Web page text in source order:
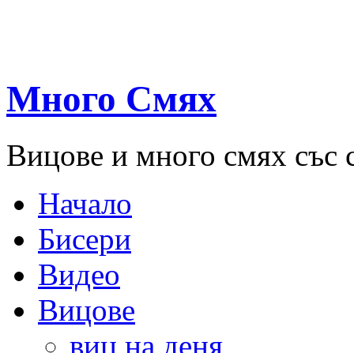
Много Смях
Вицове и много смях със
Начало
Бисери
Видео
Вицове
виц на деня